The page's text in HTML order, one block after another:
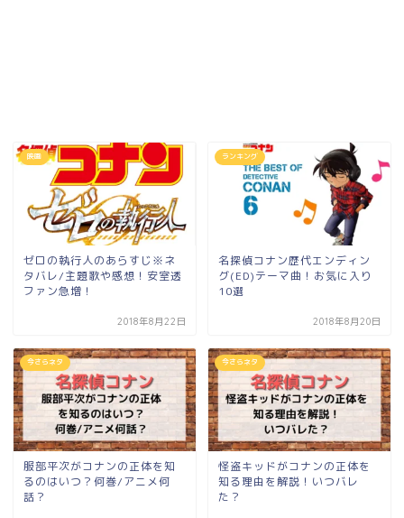
映画
ゼロの執行人のあらすじ※ネ
タバレ/主題歌や感想！安室透
ファン急増！
2018年8月22日
ランキング
名探偵コナン歴代エンディン
グ(ED)テーマ曲！お気に入り
10選
2018年8月20日
今さらネタ
服部平次がコナンの正体を知
るのはいつ？何巻/アニメ何
話？
今さらネタ
怪盗キッドがコナンの正体を
知る理由を解説！いつバレ
た？